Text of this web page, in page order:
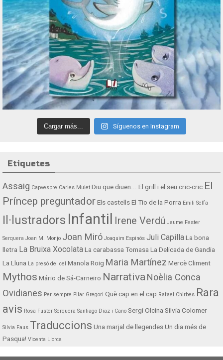
Cargar más... Síguenos en Instagram
Etiquetes
Assaig Capvespre Carles Mulet Diu que diuen... El grill i el seu cric-cric El
Príncep preguntadorEls castellsEl Tio de la Porra Emili Selfa
Il·lustradors Infantil Irene Verdú Jaume Fester
Serquera Joan M. Monjo Joan Miró Joaquim Espinós Juli CapillaLa bona
lletra La Bruixa XocolataLa carabassa Tomasa La Delicada de Gandia
La Lluna La presó del cel Manola Roig Maria Martínez Mercè Climent
Mythos Mário de Sá-Carneiro NarrativaNoèlia Conca
Ovidianes Per sempre Pilar Gregori Què cap en el cap Rafael Chirbes Rara
avis Rosa Fuster Serquera Santiago Diaz i Cano Sergi Olcina Silvia Colomer
Silvia Faus Traduccions Una marjal de llegendesUn dia més de
Pasqua! Vicenta Llorca